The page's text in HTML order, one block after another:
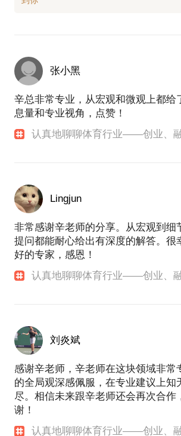
张小黑
辛总非常专业，从宏观和微观上都给
息量和专业视角，点赞！
认真地聊聊体育行业——创业、
Lingjun
非常感谢辛老师的分享。从宏观到细
提问都能耐心给出有深度的解答。很
好的专家，感恩！
认真地聊聊体育行业——创业、
刘炎斌
感谢辛老师，辛老师在这块领域非常
的全局观深感佩服，在专业建议上知
尽。相信未来跟辛老师还会再次合作
谢！
认真地聊聊体育行业——创业、